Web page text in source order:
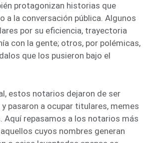
protagonizan historias que
a la conversación pública. Algunos
por su eficiencia, trayectoria
con la gente; otros, por polémicas,
que los pusieron bajo el
estos notarios dejaron de ser
pasaron a ocupar titulares, memes
Aquí repasamos a los notarios más
cuyos nombres generan